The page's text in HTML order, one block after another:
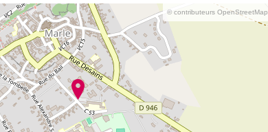
© contributeurs OpenStreetMap